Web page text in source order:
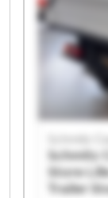
Cargobull
Store Lille
Schmitz
Cargobull
Store Lille
Schmitz
Schmitz
Store
Trailer